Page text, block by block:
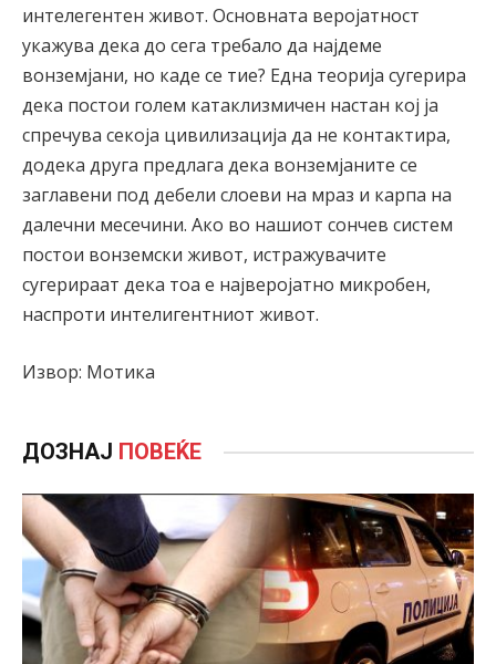
интелегентен живот. Основната веројатност
укажува дека до сега требало да најдеме
вонземјани, но каде се тие? Една теорија сугерира
дека постои голем катаклизмичен настан кој ја
спречува секоја цивилизација да не контактира,
додека друга предлага дека вонземјаните се
заглавени под дебели слоеви на мраз и карпа на
далечни месечини. Ако во нашиот сончев систем
постои вонземски живот, истражувачите
сугерираат дека тоа е најверојатно микробен,
наспроти интелигентниот живот.
Извор: Мотика
ДОЗНАЈ ПОВЕЌЕ